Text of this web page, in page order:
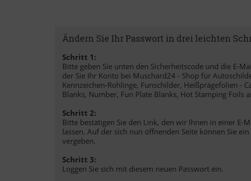
Ändern Sie Ihr Passwort in drei leichten
Schritt 1:
Bitte geben Sie unten den Sicherheitscode und die E-
der Sie Ihr Konto bei Muschard24 - Shop für
Kennzeichen-Rohlinge, Funschilder, Heißprägefolien -
Blanks, Number, Fun Plate Blanks, Hot Stamping Foils
Schritt 2:
Bitte bestätigen Sie den Link, den wir Ihnen in einer E-
lassen. Auf der sich nun öffnenden Seite können Sie
vergeben.
Schritt 3:
Loggen Sie sich mit diesem neuen Passwort ein.